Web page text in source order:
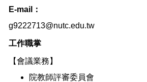
E-mail
：
g9222713@nutc.edu.tw
工作職掌
【會議業務】
院教師評審委員會